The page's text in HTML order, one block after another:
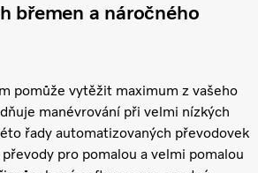
břemen a náročného
pomůže vytěžit maximum z vašeho
manévrování při velmi nízkých
řady automatizovaných převodovek
pro pomalou a velmi pomalou